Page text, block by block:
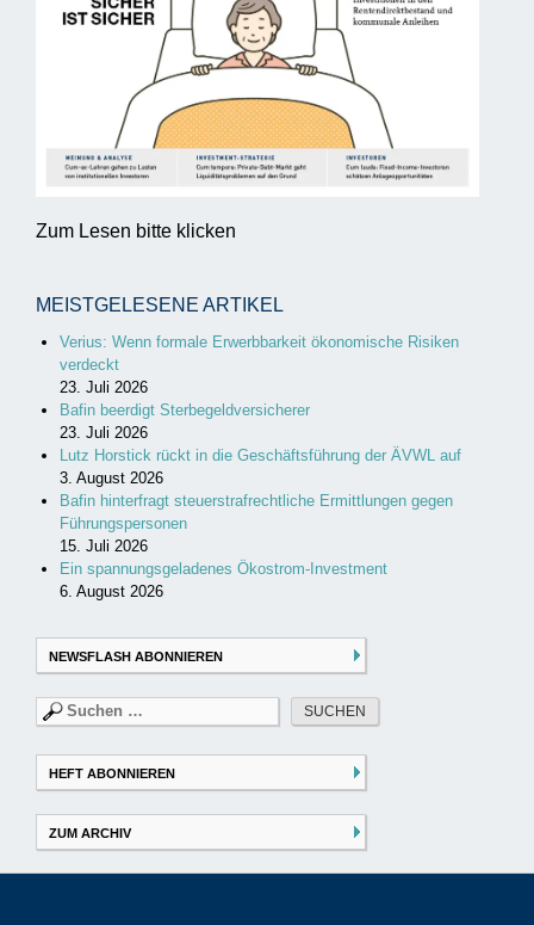
Zum Lesen bitte klicken
MEISTGELESENE ARTIKEL
Verius: Wenn formale Erwerbbarkeit ökonomische Risiken
verdeckt
23. Juli 2026
Bafin beerdigt Sterbegeldversicherer
23. Juli 2026
Lutz Horstick rückt in die Geschäftsführung der ÄVWL auf
3. August 2026
Bafin hinterfragt steuerstrafrechtliche Ermittlungen gegen
Führungspersonen
15. Juli 2026
Ein spannungsgeladenes Ökostrom-Investment
6. August 2026
NEWSFLASH ABONNIEREN
Suchen
nach:
HEFT ABONNIEREN
ZUM ARCHIV